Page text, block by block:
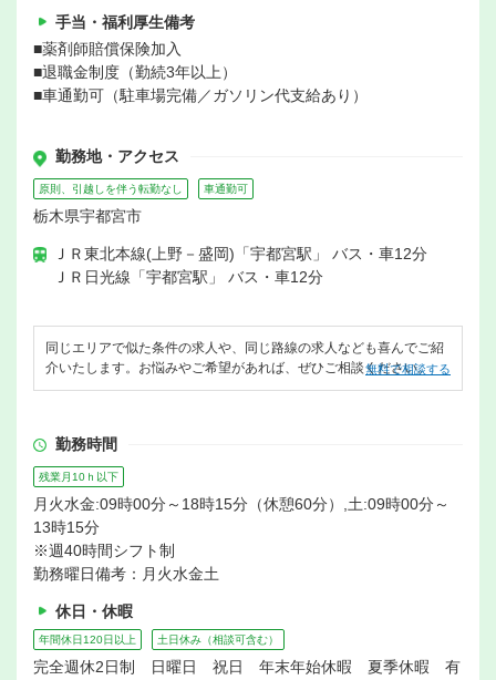
手当・福利厚生備考
■薬剤師賠償保険加入
■退職金制度（勤続3年以上）
■車通勤可（駐車場完備／ガソリン代支給あり）
勤務地・アクセス
原則、引越しを伴う転勤なし 車通勤可
栃木県宇都宮市
ＪＲ東北本線(上野－盛岡)「宇都宮駅」 バス・車12分
ＪＲ日光線「宇都宮駅」 バス・車12分
同じエリアで似た条件の求人や、同じ路線の求人なども喜んでご紹
介いたします。お悩みやご希望があれば、ぜひご相談ください。
無料で相談する
勤務時間
残業月10ｈ以下
月火水金:09時00分～18時15分（休憩60分）,土:09時00分～
13時15分
※週40時間シフト制
勤務曜日備考：月火水金土
休日・休暇
年間休日120日以上 土日休み（相談可含む）
完全週休2日制 日曜日 祝日 年末年始休暇 夏季休暇 有